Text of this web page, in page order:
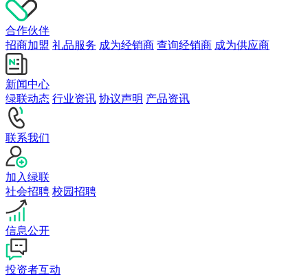
合作伙伴
招商加盟 礼品服务 成为经销商 查询经销商 成为供应商
新闻中心
绿联动态 行业资讯 协议声明 产品资讯
联系我们
加入绿联
社会招聘 校园招聘
信息公开
投资者互动